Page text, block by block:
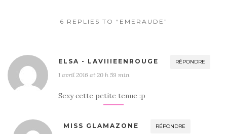
6 REPLIES TO “EMERAUDE”
ELSA - LAVIIIEENROUGE RÉPONDRE
1 avril 2016 at 20 h 59 min
Sexy cette petite tenue :p
MISS GLAMAZONE RÉPONDRE